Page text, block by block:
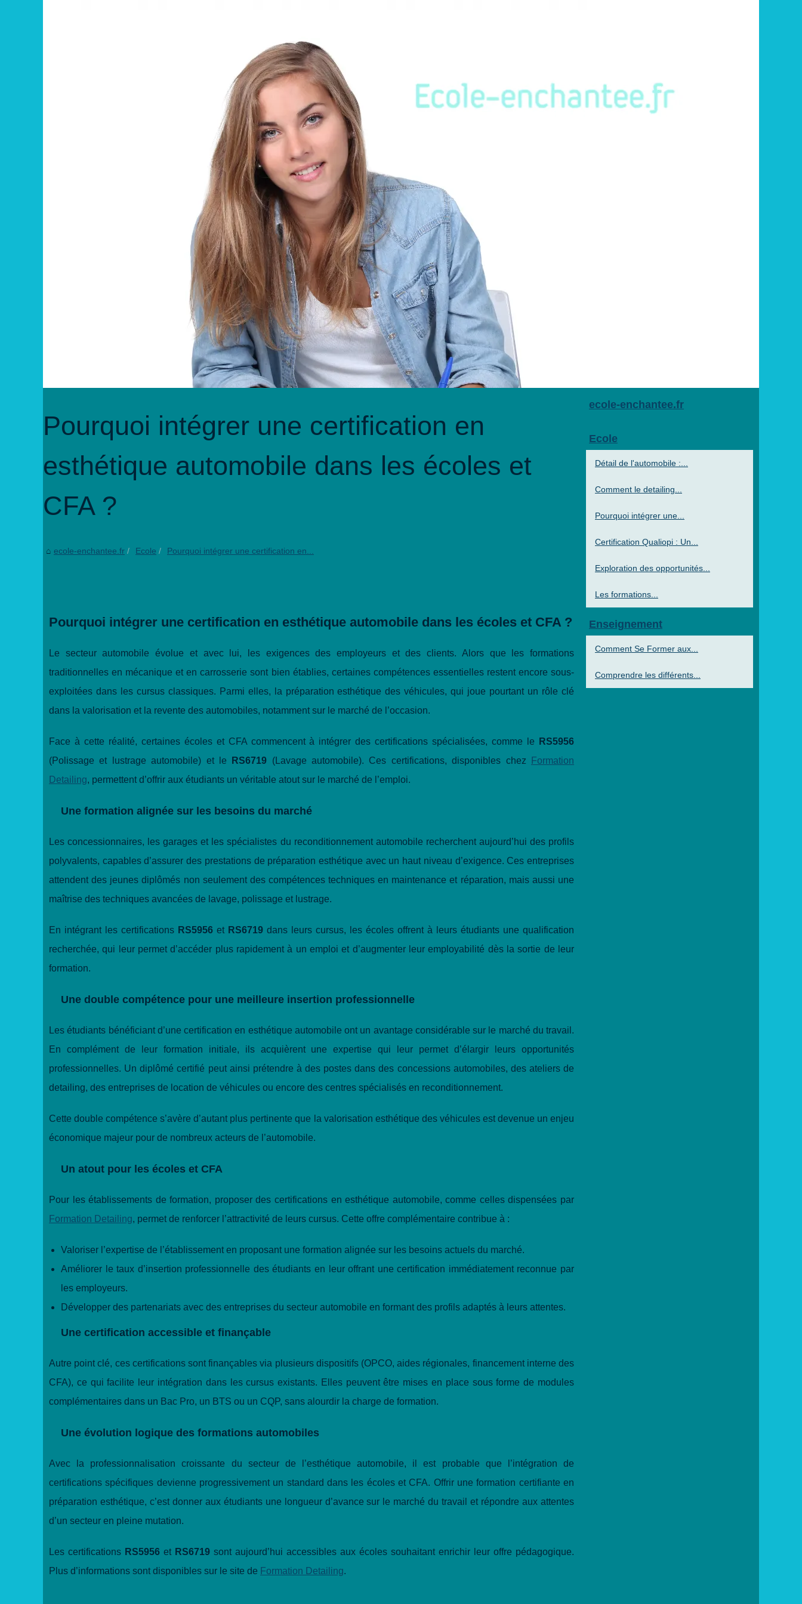
Pourquoi intégrer une certification en
esthétique automobile dans les écoles et
CFA ?
ecole-enchantee.fr Ecole Pourquoi intégrer une certification en...
Pourquoi intégrer une certification en esthétique automobile dans les écoles et CFA ?
Le secteur automobile évolue et avec lui, les exigences des employeurs et des clients. Alors que les formations
traditionnelles en mécanique et en carrosserie sont bien établies, certaines compétences essentielles restent encore sous-
exploitées dans les cursus classiques. Parmi elles, la préparation esthétique des véhicules, qui joue pourtant un rôle clé
dans la valorisation et la revente des automobiles, notamment sur le marché de l’occasion.
Face à cette réalité, certaines écoles et CFA commencent à intégrer des certifications spécialisées, comme le
RS5956
(Polissage et lustrage automobile) et le
RS6719 (Lavage automobile). Ces certifications, disponibles chez
Formation
Detailing, permettent d’offrir aux étudiants un véritable atout sur le marché de l’emploi.
Une formation alignée sur les besoins du marché
Les concessionnaires, les garages et les spécialistes du reconditionnement automobile recherchent aujourd’hui des profils
polyvalents, capables d’assurer des prestations de préparation esthétique avec un haut niveau d’exigence. Ces entreprises
attendent des jeunes diplômés non seulement des compétences techniques en maintenance et réparation, mais aussi une
maîtrise des techniques avancées de lavage, polissage et lustrage.
En intégrant les certifications RS5956 et RS6719 dans leurs cursus, les écoles offrent à leurs étudiants une qualification
recherchée, qui leur permet d’accéder plus rapidement à un emploi et d’augmenter leur employabilité dès la sortie de leur
formation.
Une double compétence pour une meilleure insertion professionnelle
Les étudiants bénéficiant d’une certification en esthétique automobile ont un avantage considérable sur le marché du travail.
En complément de leur formation initiale, ils acquièrent une expertise qui leur permet d’élargir leurs opportunités
professionnelles. Un diplômé certifié peut ainsi prétendre à des postes dans des concessions automobiles, des ateliers de
detailing, des entreprises de location de véhicules ou encore des centres spécialisés en reconditionnement.
Cette double compétence s’avère d’autant plus pertinente que la valorisation esthétique des véhicules est devenue un enjeu
économique majeur pour de nombreux acteurs de l’automobile.
Un atout pour les écoles et CFA
Pour les établissements de formation, proposer des certifications en esthétique automobile, comme celles dispensées par
Formation Detailing, permet de renforcer l’attractivité de leurs cursus. Cette offre complémentaire contribue à :
Valoriser l’expertise de l’établissement en proposant une formation alignée sur les besoins actuels du marché.
Améliorer le taux d’insertion professionnelle des étudiants en leur offrant une certification immédiatement reconnue par
les employeurs.
Développer des partenariats avec des entreprises du secteur automobile en formant des profils adaptés à leurs attentes.
Une certification accessible et finançable
Autre point clé, ces certifications sont finançables via plusieurs dispositifs (OPCO, aides régionales, financement interne des
CFA), ce qui facilite leur intégration dans les cursus existants. Elles peuvent être mises en place sous forme de modules
complémentaires dans un Bac Pro, un BTS ou un CQP, sans alourdir la charge de formation.
Une évolution logique des formations automobiles
Avec la professionnalisation croissante du secteur de l’esthétique automobile, il est probable que l’intégration de
certifications spécifiques devienne progressivement un standard dans les écoles et CFA. Offrir une formation certifiante en
préparation esthétique, c’est donner aux étudiants une longueur d’avance sur le marché du travail et répondre aux attentes
d’un secteur en pleine mutation.
Les certifications RS5956 et RS6719 sont aujourd’hui accessibles aux écoles souhaitant enrichir leur offre pédagogique.
Plus d’informations sont disponibles sur le site de Formation Detailing.
ecole-enchantee.fr
Ecole
Détail de l'automobile :...
Comment le detailing...
Pourquoi intégrer une...
Certification Qualiopi : Un...
Exploration des opportunités...
Les formations...
Enseignement
Comment Se Former aux...
Comprendre les différents...